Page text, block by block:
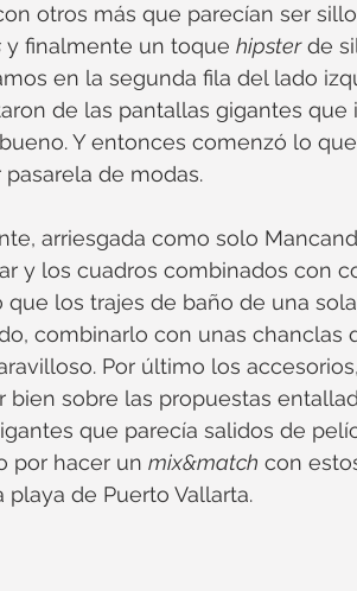
otros más que parecían ser
y finalmente un toque hipster de
en la segunda fila del lado
de las pantallas gigantes que
Y entonces comenzó lo
de modas.
arriesgada como solo
y los cuadros combinados con
que los trajes de baño de una
combinarlo con unas chanclas
Por último los
bien sobre las propuestas
que parecía salidos de
por hacer un mix&match con
de Puerto Vallarta.